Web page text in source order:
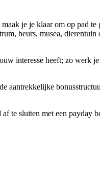
je je klaar om op pad te
beurs, musea,
interesse heeft; zo werk
aantrekkelijke
te sluiten met een payday